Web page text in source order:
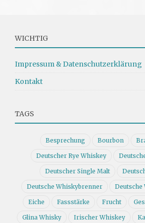
WICHTIG
Impressum & Datenschutzerklärung
Kontakt
TAGS
Besprechung Bourbon
Deutscher Rye Whiskey
Deutscher Single Malt
Deutsche Whiskybrenner
Eiche Fassstärke Frucht
Glina Whisky Irischer Whiskey